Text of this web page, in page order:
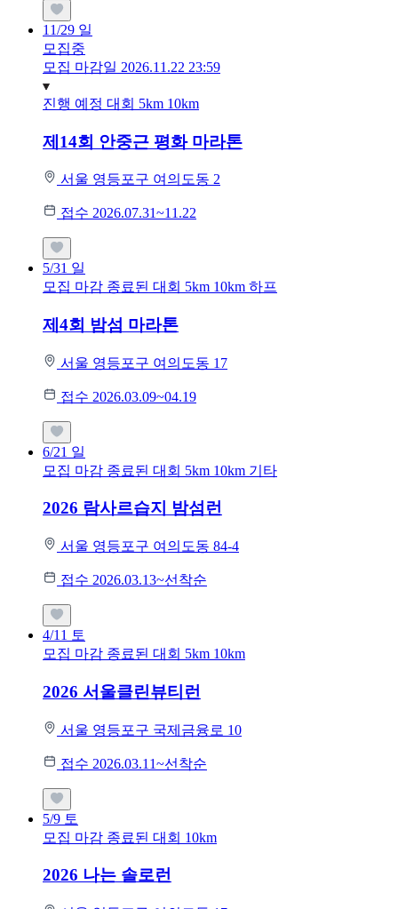
11/29 일
모집중
모집 마감일 2026.11.22 23:59
진행 예정 대회 5km 10km
제14회 안중근 평화 마라톤
서울 영등포구 여의도동 2
접수 2026.07.31~11.22
5/31 일
모집 마감 종료된 대회 5km 10km 하프
제4회 밤섬 마라톤
서울 영등포구 여의도동 17
접수 2026.03.09~04.19
6/21 일
모집 마감 종료된 대회 5km 10km 기타
2026 람사르습지 밤섬런
서울 영등포구 여의도동 84-4
접수 2026.03.13~선착순
4/11 토
모집 마감 종료된 대회 5km 10km
2026 서울클린뷰티런
서울 영등포구 국제금융로 10
접수 2026.03.11~선착순
5/9 토
모집 마감 종료된 대회 10km
2026 나는 솔로런